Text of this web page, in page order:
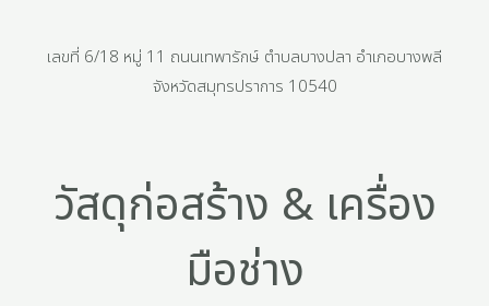
เลขที่ 6/18 หมู่ 11 ถนนเทพารักษ์ ตำบลบางปลา อำเภอบางพลี
จังหวัดสมุทรปราการ 10540
วัสดุก่อสร้าง & เครื่อง
มือช่าง